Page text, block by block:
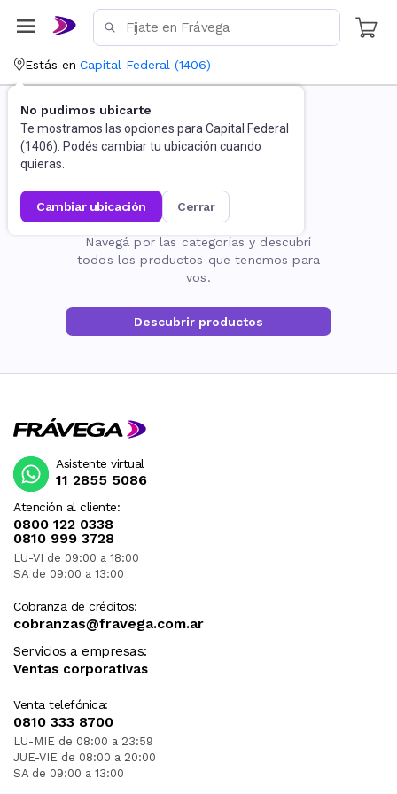
Estás en Capital Federal (1406)
No pudimos ubicarte
Te mostramos las opciones para Capital Federal
(1406). Podés cambiar tu ubicación cuando
quieras.
cambiar ubicación cerrar
La página no existe
Navegá por las categorías y descubrí
todos los productos que tenemos para
vos.
Descubrir productos
Atención al cliente:
0800 122 0338
0810 999 3728
LU-VI de 09:00 a 18:00
SA de 09:00 a 13:00
Cobranza de créditos:
cobranzas@fravega.com.ar
Servicios a empresas:
Ventas corporativas
Venta telefónica:
0810 333 8700
LU-MIE de 08:00 a 23:59
JUE-VIE de 08:00 a 20:00
SA de 09:00 a 13:00
Asistente virtual
11 2855 5086